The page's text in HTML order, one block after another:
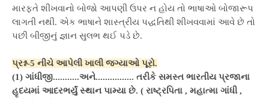
મારફતે શીખવાનો બોજો આપણી ઉપર ન હોય તો ભાષાઓ બોજારૂપ
લાગતી નથી. એક ભાષાને શાસ્ત્રીય પદ્ધતિથી શીખવવામાં આવે છે તો
પછી બીજીનું જ્ઞાન સુલભ થઈ પડે છે.
પ્રશ્ન-5 નીચે આપેલી ખાલી જગ્યાઓ પૂરો.
(1) ગાંધીજી...........અને................ તરીકે સમસ્ત ભારતીય પ્રજાના
હૃદયમાં આદરભર્યું સ્થાન પામ્યા છે. ( રાષ્ટ્રપિતા , મહાત્મા ગાંધી ,